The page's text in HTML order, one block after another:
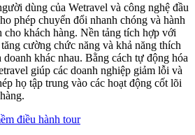
dùng của Wetravel và công nghệ đầu
phép chuyển đổi nhanh chóng và hành
cho khách hàng. Nền tảng tích hợp với
cường chức năng và khả năng thích
khác nhau. Bằng cách tự động hóa
giúp các doanh nghiệp giảm lỗi và
họ tập trung vào các hoạt động cốt lõi
điều hành tour